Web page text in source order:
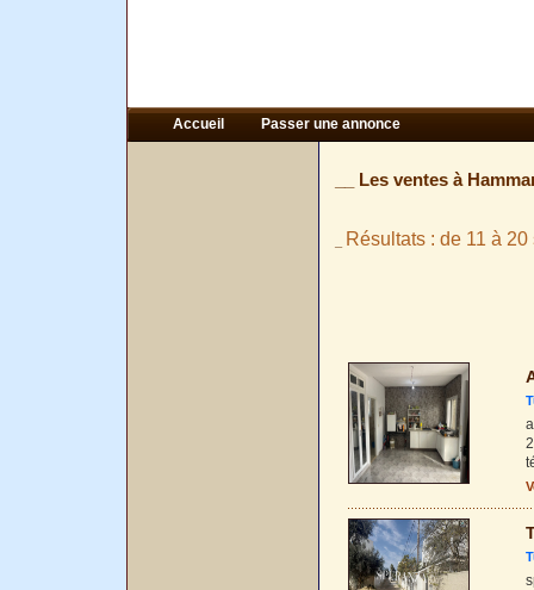
Accueil Passer une annonce
__ Les ventes à
Résultats : de 11 à 20